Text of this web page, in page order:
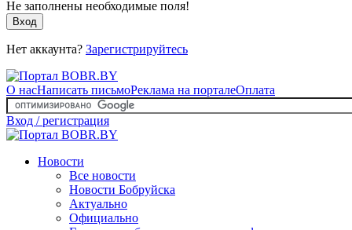
Не заполнены необходимые поля!
Вход
Нет аккаунта? Зарегистрируйтесь
О насНаписать письмоРеклама на порталеОплата
Вход / регистрация
Новости
Все новости
Новости Бобруйска
Актуально
Официально